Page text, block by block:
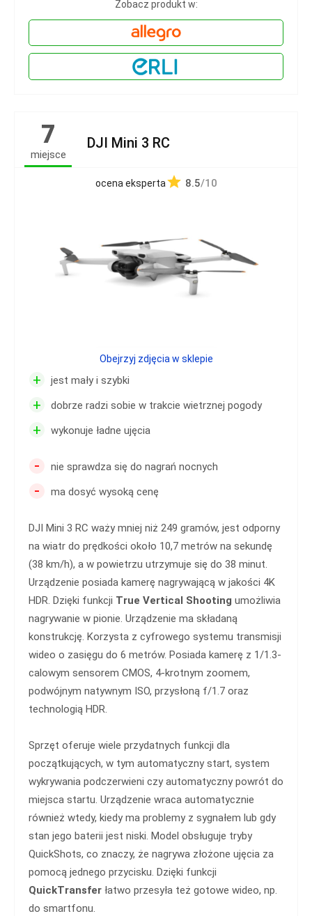
Zobacz produkt w:
7
miejsce
DJI Mini 3 RC
ocena eksperta 8.5/10
+ jest mały i szybki
+ dobrze radzi sobie w trakcie wietrznej pogody
+ wykonuje ładne ujęcia
- nie sprawdza się do nagrań nocnych
- ma dosyć wysoką cenę
DJI Mini 3 RC waży mniej niż 249 gramów, jest odporny
na wiatr do prędkości około 10,7 metrów na sekundę
(38 km/h), a w powietrzu utrzymuje się do 38 minut.
Urządzenie posiada kamerę nagrywającą w jakości 4K
HDR. Dzięki funkcji True Vertical Shooting umożliwia
nagrywanie w pionie. Urządzenie ma składaną
konstrukcję. Korzysta z cyfrowego systemu transmisji
wideo o zasięgu do 6 metrów. Posiada kamerę z 1/1.3-
calowym sensorem CMOS, 4-krotnym zoomem,
podwójnym natywnym ISO, przysłoną f/1.7 oraz
technologią HDR.
Sprzęt oferuje wiele przydatnych funkcji dla
początkujących, w tym automatyczny start, system
wykrywania podczerwieni czy automatyczny powrót do
miejsca startu. Urządzenie wraca automatycznie
również wtedy, kiedy ma problemy z sygnałem lub gdy
stan jego baterii jest niski. Model obsługuje tryby
QuickShots, co znaczy, że nagrywa złożone ujęcia za
pomocą jednego przycisku. Dzięki funkcji
QuickTransfer łatwo przesyła też gotowe wideo, np.
do smartfonu.
Obejrzyj zdjęcia w sklepie